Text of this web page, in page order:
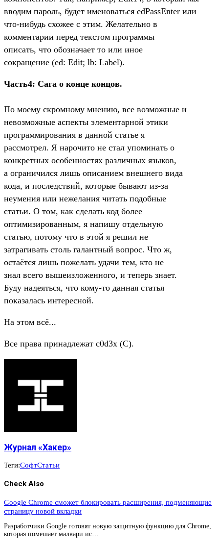
вводим пароль, будет именоваться edPassEnter или
что-нибудь схожее с этим. Желательно в
комментарии перед текстом программы
описать, что обозначает то или иное
сокращение (ed: Edit; lb: Label).
Часть4: Сага о конце концов.
По моему скромному мнению, все возможные и
невозможные аспекты элементарной этики
программирования в данной статье я
рассмотрел. Я нарочито не стал упоминать о
конкретных особенностях различных языков,
а ограничился лишь описанием внешнего вида
кода, и последствий, которые бывают из-за
неумения или нежелания читать подобные
статьи. О том, как сделать код более
оптимизированным, я напишу отдельную
статью, потому что в этой я решил не
затрагивать столь галантный вопрос. Что ж,
остаётся лишь пожелать удачи тем, кто не
знал всего вышеизложенного, и теперь знает.
Буду надеяться, что кому-то данная статья
показалась интересной.
На этом всё...
Все права принадлежат c0d3x (C).
Журнал «Хакер»
Теги:СофтСтатьи
Check Also
Google Chrome сможет блокировать расширения, подменяющие
страницу новой вкладки
Разработчики Google готовят новую защитную функцию для Chrome,
которая помешает малвари ис…